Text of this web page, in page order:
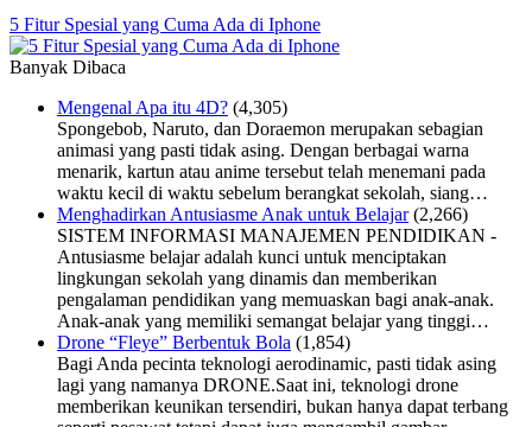
5 Fitur Spesial yang Cuma Ada di Iphone
Banyak Dibaca
Mengenal Apa itu 4D? (4,305)
Spongebob, Naruto, dan Doraemon merupakan sebagian
animasi yang pasti tidak asing. Dengan berbagai warna
menarik, kartun atau anime tersebut telah menemani pada
waktu kecil di waktu sebelum berangkat sekolah, siang…
Menghadirkan Antusiasme Anak untuk Belajar (2,266)
SISTEM INFORMASI MANAJEMEN PENDIDIKAN -
Antusiasme belajar adalah kunci untuk menciptakan
lingkungan sekolah yang dinamis dan memberikan
pengalaman pendidikan yang memuaskan bagi anak-anak.
Anak-anak yang memiliki semangat belajar yang tinggi…
Drone “Fleye” Berbentuk Bola (1,854)
Bagi Anda pecinta teknologi aerodinamic, pasti tidak asing
lagi yang namanya DRONE.Saat ini, teknologi drone
memberikan keunikan tersendiri, bukan hanya dapat terbang